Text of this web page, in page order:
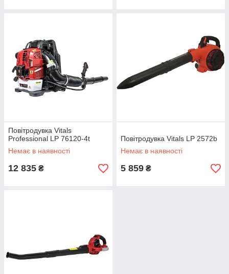
Повітродувка Vitals
Professional LP 76120-4t
Немає в наявності
12 835 ₴
Повітродувка Vitals LP 2572b
Немає в наявності
5 859 ₴